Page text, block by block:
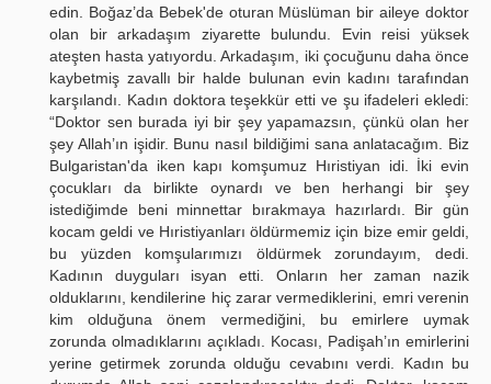
edin. Boğaz’da Bebek'de oturan Müslüman bir aileye doktor
olan bir arkadaşım ziyarette bulundu. Evin reisi yüksek
ateşten hasta yatıyordu. Arkadaşım, iki çocuğunu daha önce
kaybetmiş zavallı bir halde bulunan evin kadını tarafından
karşılandı. Kadın doktora teşekkür etti ve şu ifadeleri ekledi:
“Doktor sen burada iyi bir şey yapamazsın, çünkü olan her
şey Allah’ın işidir. Bunu nasıl bildiğimi sana anlatacağım. Biz
Bulgaristan'da iken kapı komşumuz Hıristiyan idi. İki evin
çocukları da birlikte oynardı ve ben herhangi bir şey
istediğimde beni minnettar bırakmaya hazırlardı. Bir gün
kocam geldi ve Hıristiyanları öldürmemiz için bize emir geldi,
bu yüzden komşularımızı öldürmek zorundayım, dedi.
Kadının duyguları isyan etti. Onların her zaman nazik
olduklarını, kendilerine hiç zarar vermediklerini, emri verenin
kim olduğuna önem vermediğini, bu emirlere uymak
zorunda olmadıklarını açıkladı. Kocası, Padişah’ın emirlerini
yerine getirmek zorunda olduğu cevabını verdi. Kadın bu